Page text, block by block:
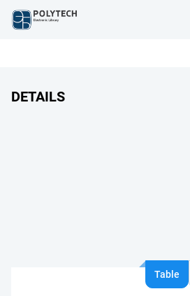
DETAILS
Table